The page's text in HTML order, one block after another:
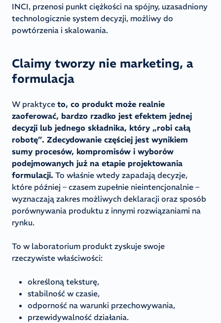
INCI, przenosi punkt ciężkości na spójny, uzasadniony
technologicznie system decyzji, możliwy do
powtórzenia i skalowania.
Claimy tworzy nie marketing, a
formulacja
W praktyce to, co produkt może realnie
zaoferować, bardzo rzadko jest efektem jednej
decyzji lub jednego składnika, który „robi całą
robotę”. Zdecydowanie częściej jest wynikiem
sumy procesów, kompromisów i wyborów
podejmowanych już na etapie projektowania
formulacji. To właśnie wtedy zapadają decyzje,
które później – czasem zupełnie nieintencjonalnie –
wyznaczają zakres możliwych deklaracji oraz sposób
porównywania produktu z innymi rozwiązaniami na
rynku.
To w laboratorium produkt zyskuje swoje
rzeczywiste właściwości:
określoną teksturę,
stabilność w czasie,
odporność na warunki przechowywania,
przewidywalność działania.